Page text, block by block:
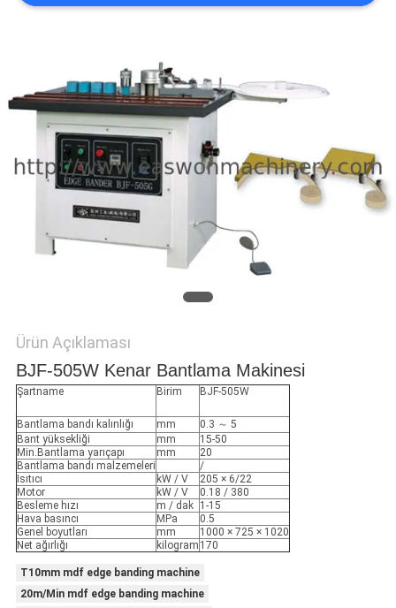
PRIVACY
POLICY
Ürün Açıklaması
BJF-505W Kenar Bantlama Makinesi
Şartname Birim BJF-505W
Bantlama bandı kalınlığı mm
0.3 ～ 5
Bant yüksekliği
mm
15-50
Min.Bantlama yarıçapı
mm
20
Bantlama bandı malzemeleri
/
Isıtıcı
kW / V
205 × 6/22
Motor
kW / V
0.18 / 380
Besleme hızı
m / dak 1-15
Hava basıncı
MPa
0.5
Genel boyutları
mm
1000 × 725 × 1020
Net ağırlığı
kilogram 170
T10mm mdf edge banding machine
20m/Min mdf edge banding machine